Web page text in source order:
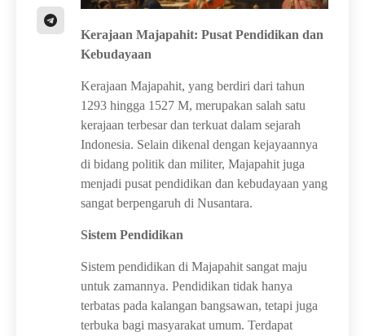
Kerajaan Majapahit: Pusat Pendidikan dan
Kebudayaan
Kerajaan Majapahit, yang berdiri dari tahun
1293 hingga 1527 M, merupakan salah satu
kerajaan terbesar dan terkuat dalam sejarah
Indonesia. Selain dikenal dengan kejayaannya
di bidang politik dan militer, Majapahit juga
menjadi pusat pendidikan dan kebudayaan yang
sangat berpengaruh di Nusantara.
Sistem Pendidikan
Sistem pendidikan di Majapahit sangat maju
untuk zamannya. Pendidikan tidak hanya
terbatas pada kalangan bangsawan, tetapi juga
terbuka bagi masyarakat umum. Terdapat